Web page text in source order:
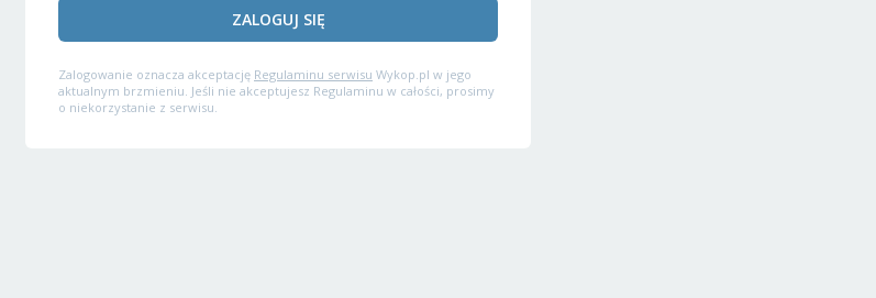
ZALOGUJ SIĘ
Zalogowanie oznacza akceptację Regulaminu serwisu Wykop.pl w jego
aktualnym brzmieniu. Jeśli nie akceptujesz Regulaminu w całości, prosimy
o niekorzystanie z serwisu.